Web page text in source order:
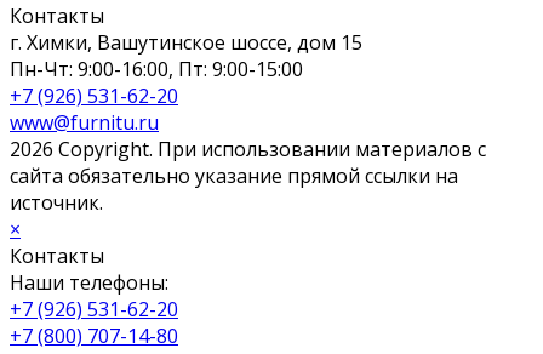
Контакты
г. Химки, Вашутинское шоссе, дом 15
Пн-Чт: 9:00-16:00, Пт: 9:00-15:00
+7 (926) 531-62-20
www@furnitu.ru
2026 Copyright. При использовании материалов с
сайта обязательно указание прямой ссылки на
источник.
×
Контакты
Наши телефоны:
+7 (926) 531-62-20
+7 (800) 707-14-80